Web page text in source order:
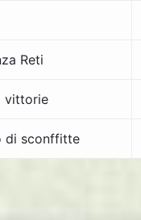
Reti
vittorie
di sconffitte